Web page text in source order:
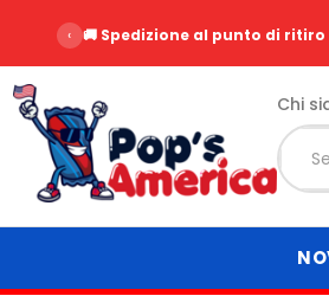
‹ 🚚 Spedizione al punto di
Chi